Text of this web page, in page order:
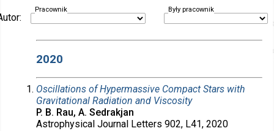
Pracownik Były pracownik
2020
Oscillations of Hypermassive Compact Stars with
Gravitational Radiation and Viscosity
P. B. Rau, A. Sedrakjan
Astrophysical Journal Letters 902, L41, 2020